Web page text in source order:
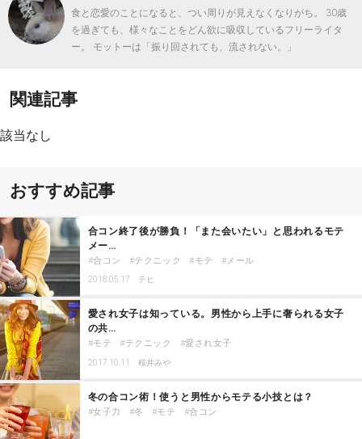
食と恋愛のことになると、つい周りが見えなくなりがち。 30歳
を過ぎても、様々なことをどん欲に吸収しているフリーライタ
ー。 モットーは「振り回されても、流されない。」
関連記事
該当なし
おすすめ記事
合コン終了後が勝負！「また会いたい」と思われるモテ
メー…
合コン テクニック モテ メール
2018.05.17 テヒ
愛され女子は知っている。男性から上手に奢られる女子
の共…
モテ テクニック 愛され女子
2017.10.11 桜井みや
冬の合コン術！使うと男性からモテる小技とは？
女子力 冬 モテ 合コン